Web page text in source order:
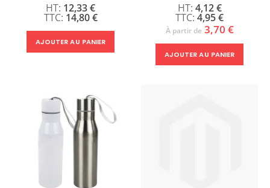
14,80 €
12,33 €
AJOUTER AU PANIER
4,95 €
4,12 €
À partir de 3,70 €
AJOUTER AU PANIER